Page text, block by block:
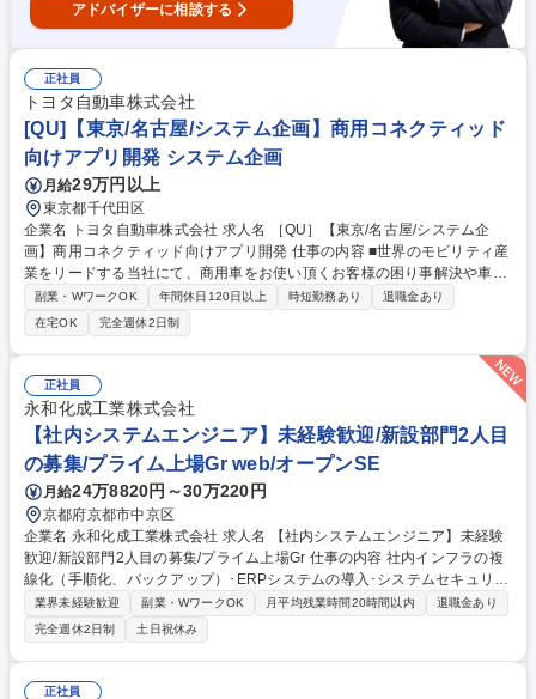
アドバイザーに相談する
正社員
トヨタ自動車株式会社
[QU]【東京/名古屋/システム企画】商用コネクティッド
向けアプリ開発 システム企画
月給29万円以上
東京都千代田区
企業名 トヨタ自動車株式会社 求人名 ［QU］【東京/名古屋/システム企
画】商用コネクティッド向けアプリ開発 仕事の内容 ■世界のモビリティ産
業をリードする当社にて、商用車をお使い頂くお客様の困り事解決や車両
データの更なる付加価値向上を目指し商用車向けコネクティッド開発を担
当いただきます。具体的にはパブリッククラウドを 活用し以下のようなア
プリ企画/開発業務をメインにお任せいたします。 【詳細】商用車から収
集するデータ収集蓄積プラットフォーム構築及び最適化/商用のお客様の事
業に貢献できるコネクティッドシステムソリューションの企画 【サービス
例】■物流事業者様向け輸送オペレーション支援システム■商用電動車向け
エネルギーマネジメントサービス 募集職種 ［QU］【東京/名古屋/システ
ム企画】商用コネクティッド向けアプリ開発
副業・WワークOK 年間休日120日以上 時短勤務あり
退職金あり
在宅OK
完全週休2日制
正社員
永和化成工業株式会社
【社内システムエンジニア】未経験歓迎/新設部門2人目
の募集/プライム上場Gr web/オープンSE
月給24万8820円～30万220円
京都府京都市中京区
企業名 永和化成工業株式会社 求人名 【社内システムエンジニア】未経験
歓迎/新設部門2人目の募集/プライム上場Gr 仕事の内容 社内インフラの複
線化（手順化、バックアップ）･ERPシステムの導入･システムセキュリテ
ィの見直し、運用といった社内SE業務をお任せします。未経験でも社内S
Eをこれから目指したい人に適した募集となります。 【詳細】最初はPC
セットアップなど比較的取り組みやすい業務からスタートし、段階的にス
キルを伸ばせます。・社内システムの企画・設計・開発・運用・保守（販
売管理システム、生産管理システム、在庫管理システムなど）・業務効率
業界未経験歓迎 副業・WワークOK 月平均残業時間20時間以内
退職金あり
完全週休2日制
土日祝休み
正社員